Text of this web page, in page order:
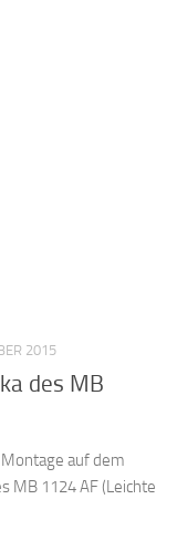
2015
des MB
auf dem
MB 1124 AF (Leichte